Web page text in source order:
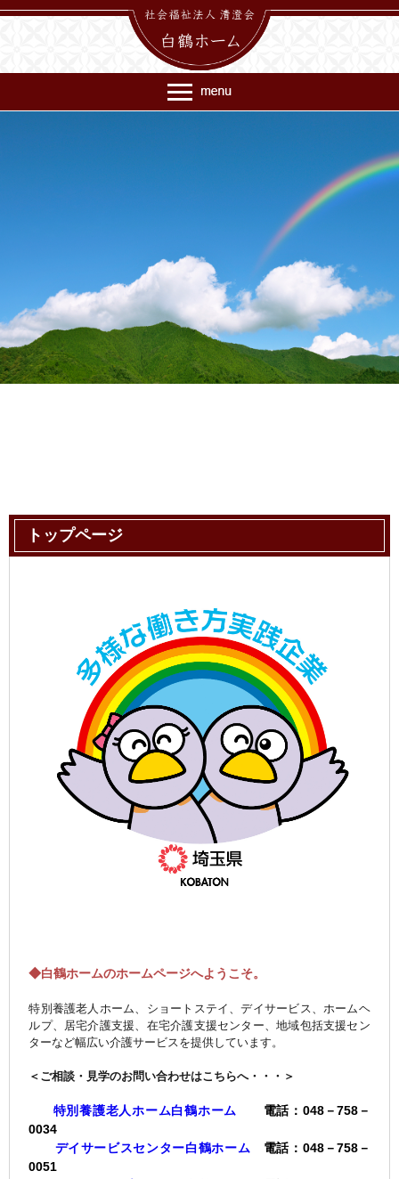
お一人、お一人の豊かな個性を大切に、心のオアシス「白鶴ホー
ム」
〒339-0065 さいたま市岩槻区宮町1丁目5番12号
TEL.048-758-0034 FAX.048-758-0057
トップページ
◆白鶴ホームのホームページへようこそ。
特別養護老人ホーム、ショートステイ、デイサービス、ホームヘ
ルプ、居宅介護支援、在宅介護支援センター、地域包括支援セン
ターなど幅広い介護サービスを提供しています。
＜ご相談・見学のお問い合わせはこちらへ・・・＞
特別養護老人ホーム白鶴ホーム
電話：048－758－
0034
デイサービスセンター白鶴ホーム 電話：048－758－
0051